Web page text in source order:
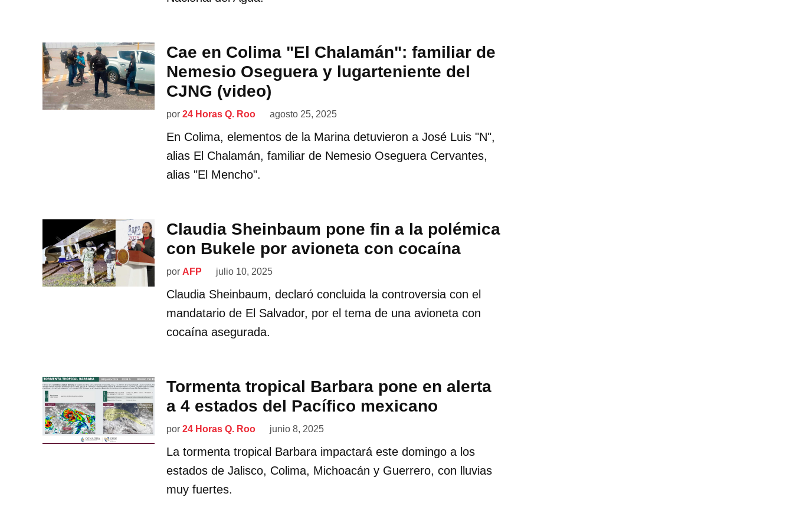
Cae en Colima "El Chalamán": familiar de
Nemesio Oseguera y lugarteniente del
CJNG (video)
por 24 Horas Q. Roo agosto 25, 2025
En Colima, elementos de la Marina detuvieron a José Luis "N",
alias El Chalamán, familiar de Nemesio Oseguera Cervantes,
alias "El Mencho".
Claudia Sheinbaum pone fin a la polémica
con Bukele por avioneta con cocaína
por AFP julio 10, 2025
Claudia Sheinbaum, declaró concluida la controversia con el
mandatario de El Salvador, por el tema de una avioneta con
cocaína asegurada.
Tormenta tropical Barbara pone en alerta
a 4 estados del Pacífico mexicano
por 24 Horas Q. Roo junio 8, 2025
La tormenta tropical Barbara impactará este domingo a los
estados de Jalisco, Colima, Michoacán y Guerrero, con lluvias
muy fuertes.